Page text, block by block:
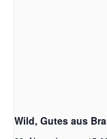
Wild, Gutes aus